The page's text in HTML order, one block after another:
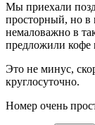
Мы приехали
просторный, но в
немаловажно в
предложили кофе
Это не минус,
круглосуточно.
Номер очень